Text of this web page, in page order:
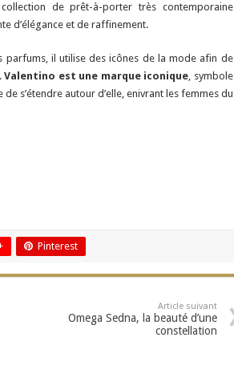
de prêt-à-porter très contemporaine
d’élégance et de raffinement.
parfums, il utilise des icônes de la mode afin de
Valentino est une marque iconique, symbole
s’étendre autour d’elle, enivrant les femmes du
Pinterest
Article suivant
Omega Sedna, la beauté d’une
constellation